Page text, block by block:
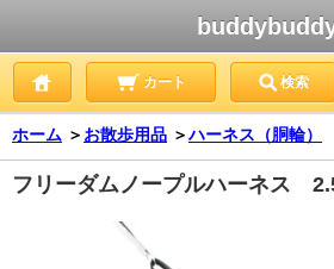
カート 検索
ホーム ＞ お散歩用品 ＞ハーネス（胴輪）
フリーダムノープルハーネス